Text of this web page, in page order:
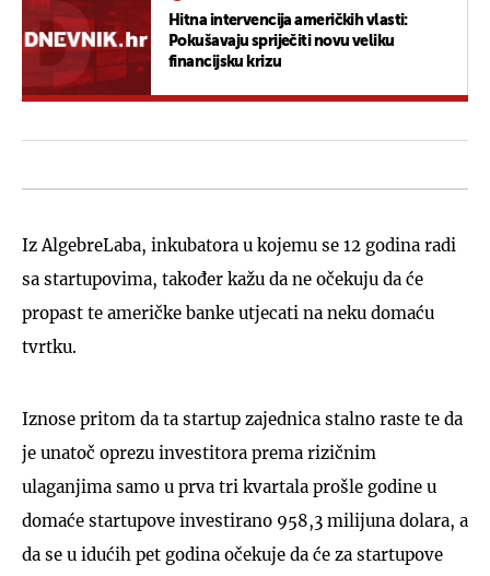
Hitna intervencija američkih vlasti:
Pokušavaju spriječiti novu veliku
financijsku krizu
Iz AlgebreLaba, inkubatora u kojemu se 12 godina radi
sa startupovima, također kažu da ne očekuju da će
propast te američke banke utjecati na neku domaću
tvrtku.
Iznose pritom da ta startup zajednica stalno raste te da
je unatoč oprezu investitora prema rizičnim
ulaganjima samo u prva tri kvartala prošle godine u
domaće startupove investirano 958,3 milijuna dolara, a
da se u idućih pet godina očekuje da će za startupove